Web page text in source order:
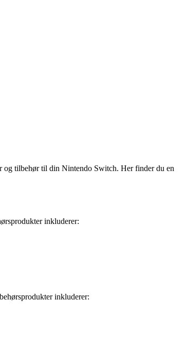
og tilbehør til din Nintendo Switch. Her finder du en
inkluderer:
inkluderer: